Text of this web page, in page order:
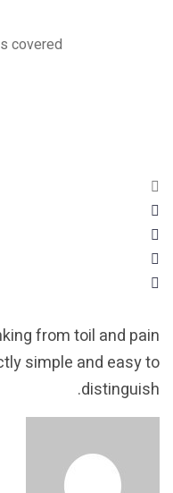
covered?
shrinking from toil
perfectly simple and